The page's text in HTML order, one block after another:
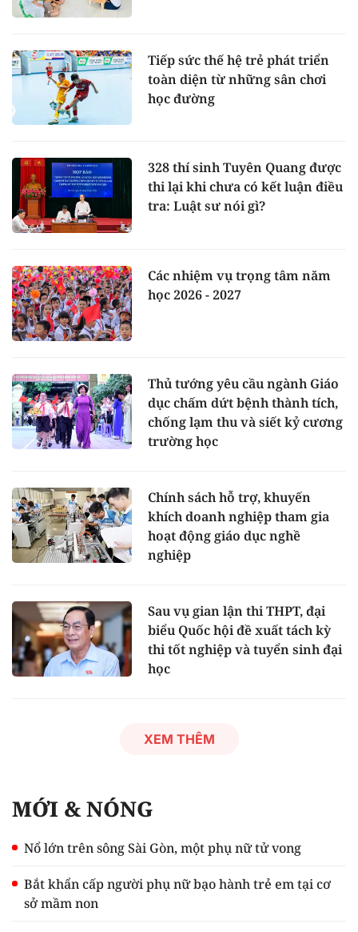
Tiếp sức thế hệ trẻ phát triển
toàn diện từ những sân chơi
học đường
328 thí sinh Tuyên Quang được
thi lại khi chưa có kết luận điều
tra: Luật sư nói gì?
Các nhiệm vụ trọng tâm năm
học 2026 - 2027
Thủ tướng yêu cầu ngành Giáo
dục chấm dứt bệnh thành tích,
chống lạm thu và siết kỷ cương
trường học
Chính sách hỗ trợ, khuyến
khích doanh nghiệp tham gia
hoạt động giáo dục nghề
nghiệp
Sau vụ gian lận thi THPT, đại
biểu Quốc hội đề xuất tách kỳ
thi tốt nghiệp và tuyển sinh đại
học
XEM THÊM
MỚI & NÓNG
Nổ lớn trên sông Sài Gòn, một phụ nữ tử vong
Bắt khẩn cấp người phụ nữ bạo hành trẻ em tại cơ
sở mầm non